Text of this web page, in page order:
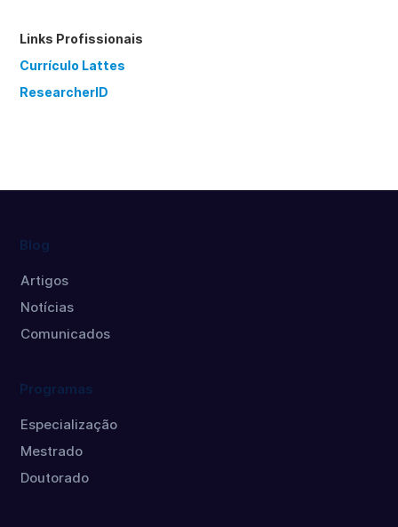
Links Profissionais
Currículo Lattes
ResearcherID
Blog
Artigos
Notícias
Comunicados
Programas
Especialização
Mestrado
Doutorado